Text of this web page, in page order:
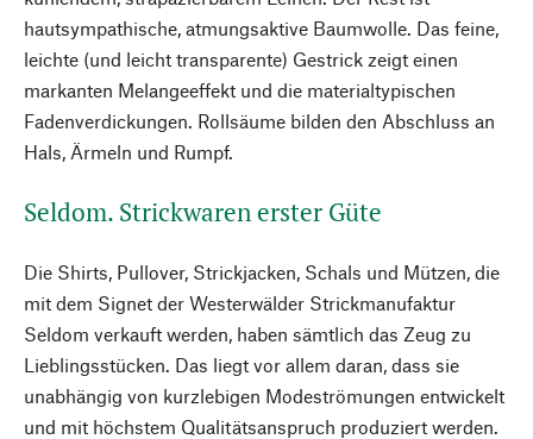
hautsympathische, atmungsaktive Baumwolle. Das feine,
leichte (und leicht transparente) Gestrick zeigt einen
markanten Melangeeffekt und die materialtypischen
Fadenverdickungen. Rollsäume bilden den Abschluss an
Hals, Ärmeln und Rumpf.
Seldom. Strickwaren erster Güte
Die Shirts, Pullover, Strickjacken, Schals und Mützen, die
mit dem Signet der Westerwälder Strickmanufaktur
Seldom verkauft werden, haben sämtlich das Zeug zu
Lieblingsstücken. Das liegt vor allem daran, dass sie
unabhängig von kurzlebigen Modeströmungen entwickelt
und mit höchstem Qualitätsanspruch produziert werden.